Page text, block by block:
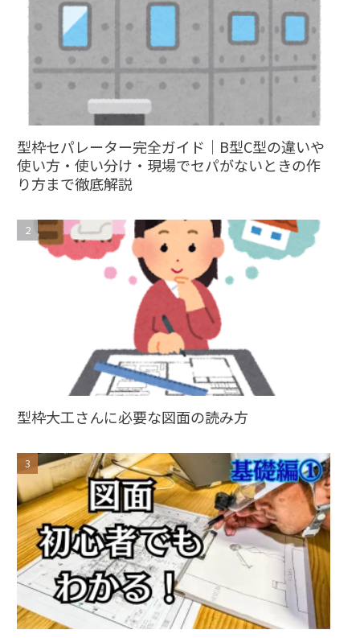
型枠セパレーター完全ガイド｜B型C型の違いや
使い方・使い分け・現場でセパがないときの作
り方まで徹底解説
型枠大工さんに必要な図面の読み方